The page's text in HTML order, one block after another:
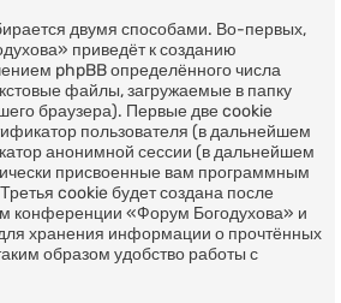
двумя способами. Во-первых,
приведёт к созданию
phpBB определённого числа
файлы, загружаемые в папку
браузера). Первые две cookie
пользователя (в дальнейшем
анонимной сессии (в дальнейшем
присвоенные вам программным
cookie будет создана после
конференции «Форум Богодухова» и
хранения информации о прочтённых
образом удобство работы с